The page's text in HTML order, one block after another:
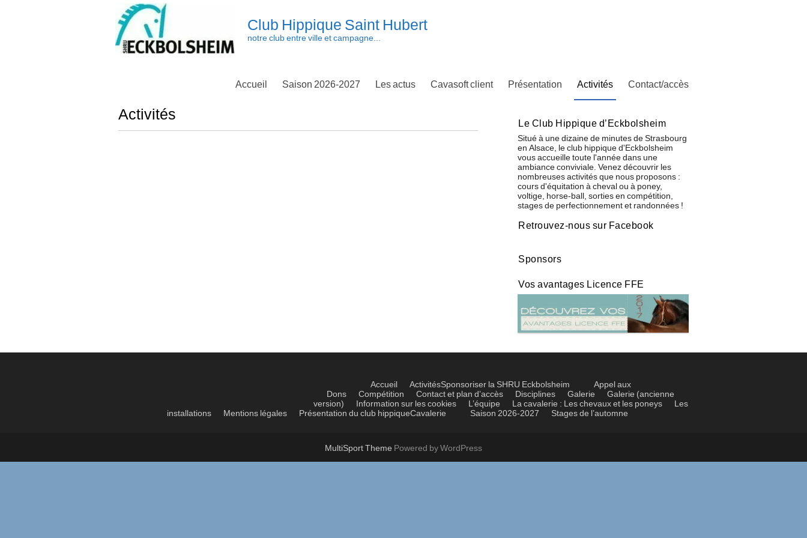
Club Hippique Saint Hubert
notre club entre ville et campagne...
Accueil Saison 2026-2027 Les actus Cavasoft client Présentation Activités Contact/accès
Activités
Le Club Hippique d’Eckbolsheim
Situé à une dizaine de minutes de Strasbourg
en Alsace, le club hippique d'Eckbolsheim
vous accueille toute l'année dans une
ambiance conviviale. Venez découvrir les
nombreuses activités que nous proposons :
cours d'équitation à cheval ou à poney,
voltige, horse-ball, sorties en compétition,
stages de perfectionnement et randonnées !
Retrouvez-nous sur Facebook
Sponsors
Vos avantages Licence FFE
Accueil ActivitésSponsoriser la SHRU Eckbolsheim
Appel aux
Dons
Compétition Contact et plan d’accès Disciplines Galerie
Galerie (ancienne
version)
Information sur les cookies L’équipe La cavalerie : Les chevaux et les poneys
Les
installations
Mentions légales Présentation du club hippiqueCavalerie Saison 2026-2027 Stages de l’automne
MultiSport Theme Powered by WordPress